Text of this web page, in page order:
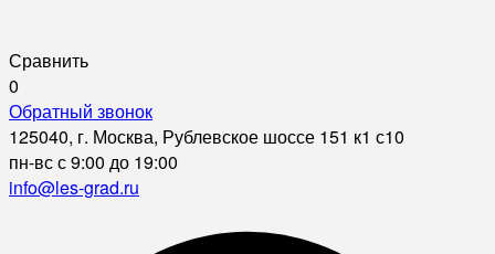
Сравнить
0
Обратный звонок
125040, г. Москва, Рублевское шоссе 151 к1 с10
пн-вс с 9:00 до 19:00
info@les-grad.ru